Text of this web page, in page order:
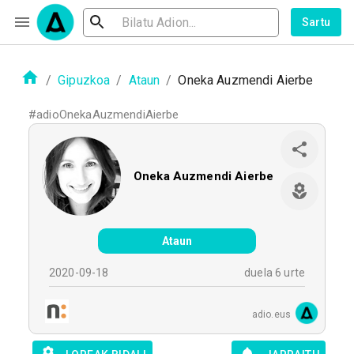
Sartu
/ Gipuzkoa / Ataun / Oneka Auzmendi Aierbe
#adioOnekaAuzmendiAierbe
Oneka Auzmendi Aierbe
Ataun
2020-09-18 duela 6 urte
adio.eus